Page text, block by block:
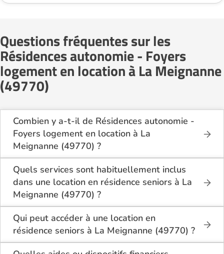
Questions fréquentes sur les
Résidences autonomie - Foyers
logement en location à La Meignanne
(49770)
Combien y a-t-il de Résidences autonomie -
Foyers logement en location à La
Meignanne (49770) ?
Sur le site Logement-seniors.com, on recense
actuellement 1 Résidences autonomie - Foyers
logement en location à La Meignanne (49770).
Quels services sont habituellement inclus
dans une location en résidence seniors à La
Meignanne (49770) ?
En location à La Meignanne (49770), la résidence
seniors inclut généralement : l’entretien des espaces
communs, l’accès à des activités, la présence d’un
accueil / surveillance, la restauration ou service
repas optionnel. Certains services sont optionnels et
Qui peut accéder à une location en
résidence seniors à La Meignanne (49770) ?
La location en résidence seniors à La Meignanne